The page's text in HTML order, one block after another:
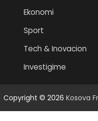
Ekonomi
Sport
Tech & Inovacion
Investigime